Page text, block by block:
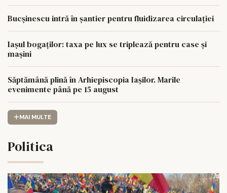
Bucșinescu intră în șantier pentru fluidizarea circulației
Iașul bogaților: taxa pe lux se triplează pentru case și
mașini
Săptămână plină în Arhiepiscopia Iașilor. Marile
evenimente până pe 15 august
MAI MULTE
Politica